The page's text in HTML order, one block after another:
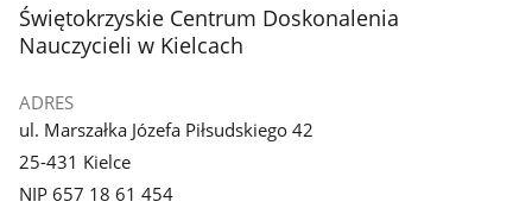
stopka
Świętokrzyskie Centrum Doskonalenia
Nauczycieli w Kielcach
ADRES
ul. Marszałka Józefa Piłsudskiego 42
25-431 Kielce
NIP 657 18 61 454